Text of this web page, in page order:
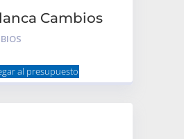
Cambios
al presupuesto